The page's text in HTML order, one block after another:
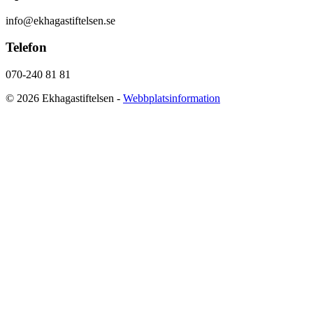
info@ekhagastiftelsen.se
Telefon
070-240 81 81
© 2026 Ekhagastiftelsen - Webbplatsinformation